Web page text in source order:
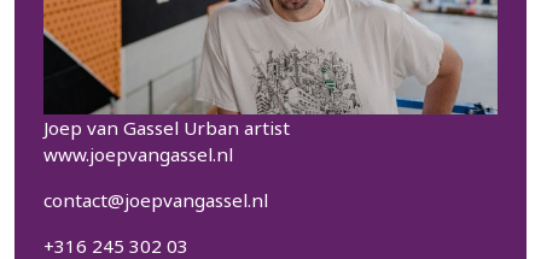
Joep van Gassel Urban artist
www.joepvangassel.nl
contact@joepvangassel.nl
+316 245 302 03